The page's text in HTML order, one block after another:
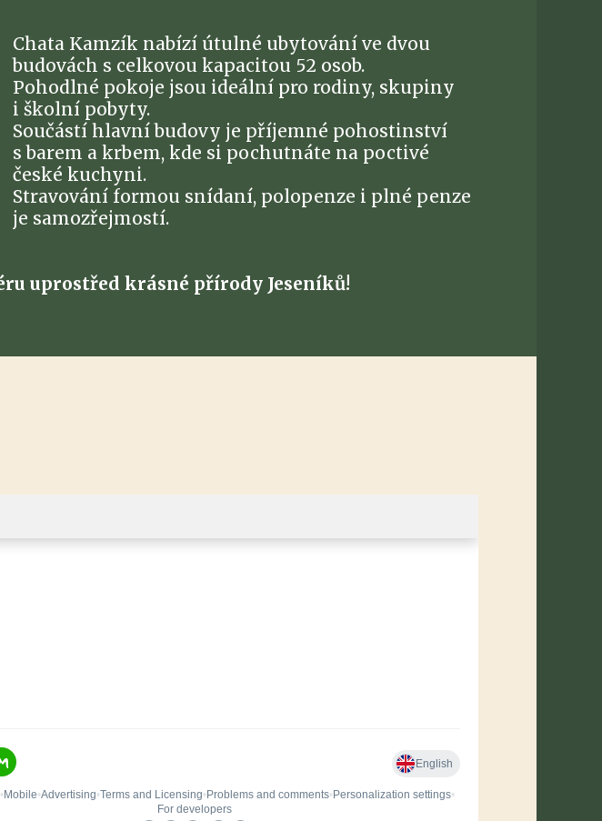
Chata Kamzík nabízí útulné ubytování ve dvou
budovách s celkovou kapacitou 52 osob.
Pohodlné pokoje jsou ideální pro rodiny, skupiny
i školní pobyty.
Součástí hlavní budovy je příjemné pohostinství
s barem a krbem, kde si pochutnáte na poctivé
české kuchyni.
Stravování formou snídaní, polopenze i plné penze
je samozřejmostí.
uprostřed krásné přírody Jeseníků!